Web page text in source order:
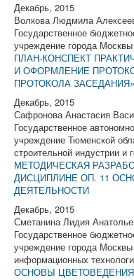
Декабрь, 2015
Волкова Людмила
Государственное
учреждение города
ПЛАН-КОНСПЕКТ
И ОФОРМЛЕНИЕ
ПРОТОКОЛА ЗАСЕДАНИЯ»
Декабрь, 2015
Сафронова Анастасия
Государственное
учреждение Тюменской
строительной индустрии и
МЕТОДИЧЕСКАЯ
ДИСЦИПЛИНЕ ОП. 11
ДЕЯТЕЛЬНОСТИ
Декабрь, 2015
Сметанина Лидия
Государственное
учреждение города
информационных
ОСНОВЫ